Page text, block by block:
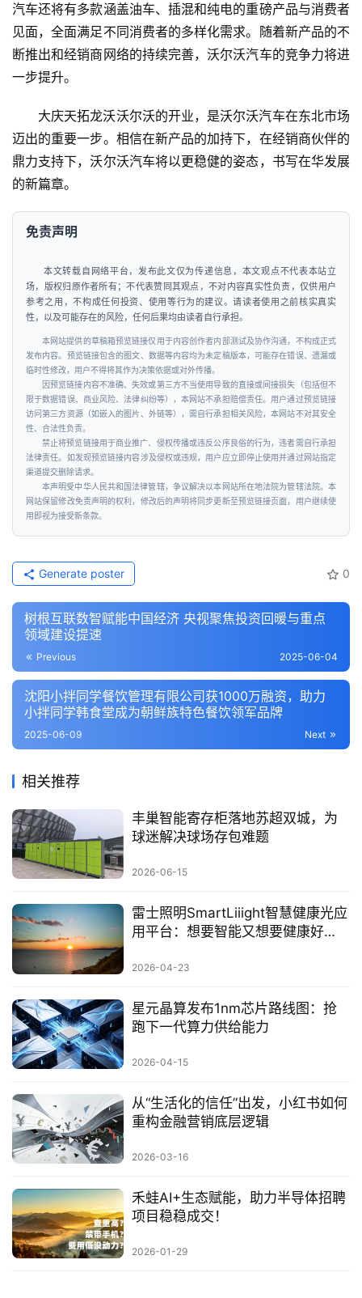
汽车还将有多款涵盖油车、插混和纯电的重磅产品与消费者
见面，全面满足不同消费者的多样化需求。随着新产品的不
断推出和经销商网络的持续完善，沃尔沃汽车的竞争力将进
一步提升。
大庆天拓龙沃沃尔沃的开业，是沃尔沃汽车在东北市场
迈出的重要一步。相信在新产品的加持下，在经销商伙伴的
鼎力支持下，沃尔沃汽车将以更稳健的姿态，书写在华发展
的新篇章。
免责声明
本文转载自网络平台，发布此文仅为传递信息，本文观点不代表本站立
场，版权归原作者所有；不代表赞同其观点，不对内容真实性负责，仅供用户
参考之用，不构成任何投资、使用等行为的建议。请读者使用之前核实真实
性，以及可能存在的风险，任何后果均由读者自行承担。
本网站提供的草稿箱预览链接仅用于内容创作者内部测试及协作沟通，不构成正式
发布内容。预览链接包含的图文、数据等内容均为未定稿版本，可能存在错误、遗漏或
临时性修改，用户不得将其作为决策依据或对外传播。
因预览链接内容不准确、失效或第三方不当使用导致的直接或间接损失（包括但不
限于数据错误、商业风险、法律纠纷等），本网站不承担赔偿责任。用户通过预览链接
访问第三方资源（如嵌入的图片、外链等），需自行承担相关风险，本网站不对其安全
性、合法性负责。
禁止将预览链接用于商业推广、侵权传播或违反公序良俗的行为，违者需自行承担
法律责任。如发现预览链接内容涉及侵权或违规，用户应立即停止使用并通过网站指定
渠道提交删除请求。
本声明受中华人民共和国法律管辖，争议解决以本网站所在地法院为管辖法院。本
网站保留修改免责声明的权利，修改后的声明将同步更新至预览链接页面，用户继续使
用即视为接受新条款。
0
Generate poster
树根互联数智赋能中国经济 央视聚焦投资回暖与重点
领域建设提速
Previous 2025-06-04
沈阳小拌同学餐饮管理有限公司获1000万融资，助力
小拌同学韩食堂成为朝鲜族特色餐饮领军品牌
Next
2025-06-09
相关推荐
丰巢智能寄存柜落地苏超双城，为
球迷解决球场存包难题
2026-06-15
雷士照明SmartLiiight智慧健康光应
用平台：想要智能又想要健康好
2026-04-23
星元晶算发布1nm芯片路线图：抢
跑下一代算力供给能力
2026-04-15
从“生活化的信任”出发，小红书如何
重构金融营销底层逻辑
2026-03-16
禾蛙AI+生态赋能，助力半导体招聘
项目稳稳成交！
2026-01-29